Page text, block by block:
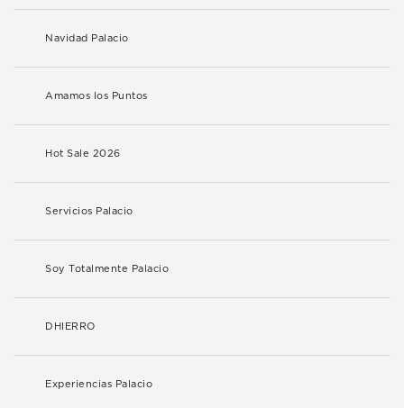
Navidad Palacio
Amamos los Puntos
Hot Sale 2026
Servicios Palacio
Soy Totalmente Palacio
DHIERRO
Experiencias Palacio